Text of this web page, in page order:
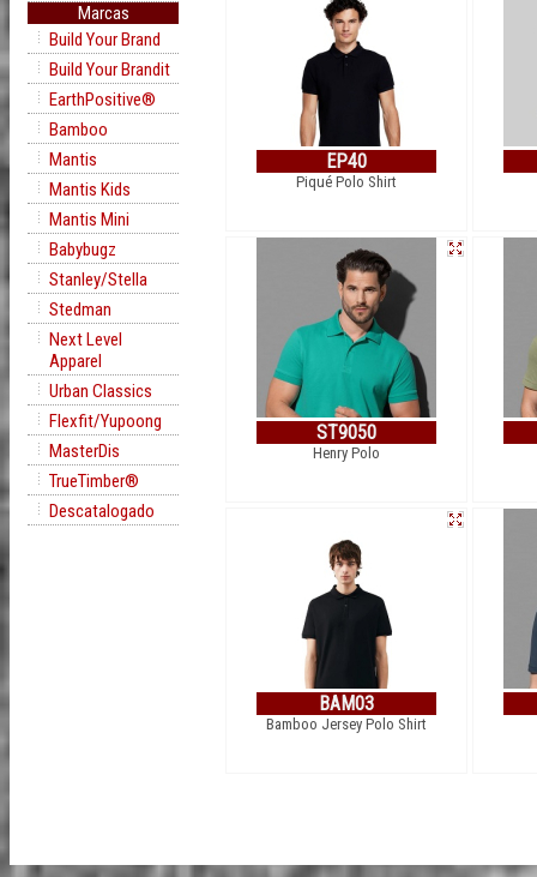
Marcas
Build Your Brand
Build Your Brandit
EarthPositive®
Bamboo
Mantis
Mantis Kids
Mantis Mini
Babybugz
Stanley/Stella
Stedman
Next Level
Apparel
Urban Classics
Flexfit/Yupoong
MasterDis
TrueTimber®
Descatalogado
EP40
Piqué Polo Shirt
ST9050
Henry Polo
BAM03
Bamboo Jersey Polo Shirt